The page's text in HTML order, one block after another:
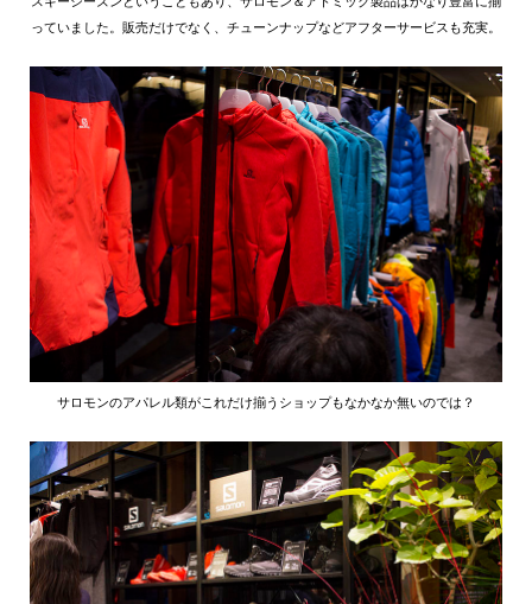
っていました。販売だけでなく、チューンナップなどアフターサービスも充実。
サロモンのアパレル類がこれだけ揃うショップもなかなか無いのでは？